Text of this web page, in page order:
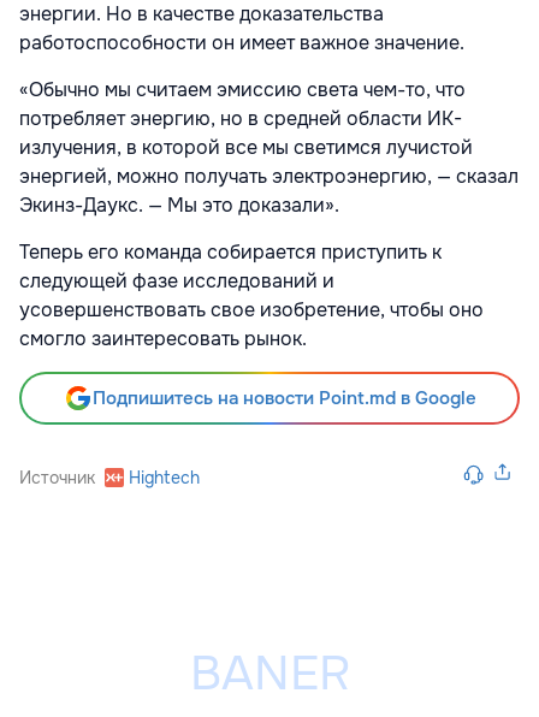
энергии. Но в качестве доказательства
работоспособности он имеет важное значение.
«Обычно мы считаем эмиссию света чем-то, что
потребляет энергию, но в средней области ИК-
излучения, в которой все мы светимся лучистой
энергией, можно получать электроэнергию, — сказал
Экинз-Даукс. — Мы это доказали».
Теперь его команда собирается приступить к
следующей фазе исследований и
усовершенствовать свое изобретение, чтобы оно
смогло заинтересовать рынок.
Подпишитесь на новости Point.md в Google
Источник Hightech